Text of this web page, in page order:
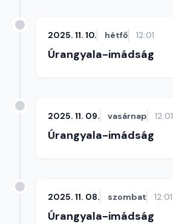
2025. 11. 10. hétfő 12:01
Úrangyala-imádság
2025. 11. 09. vasárnap 12:01
Úrangyala-imádság
2025. 11. 08. szombat 12:01
Úrangyala-imádság